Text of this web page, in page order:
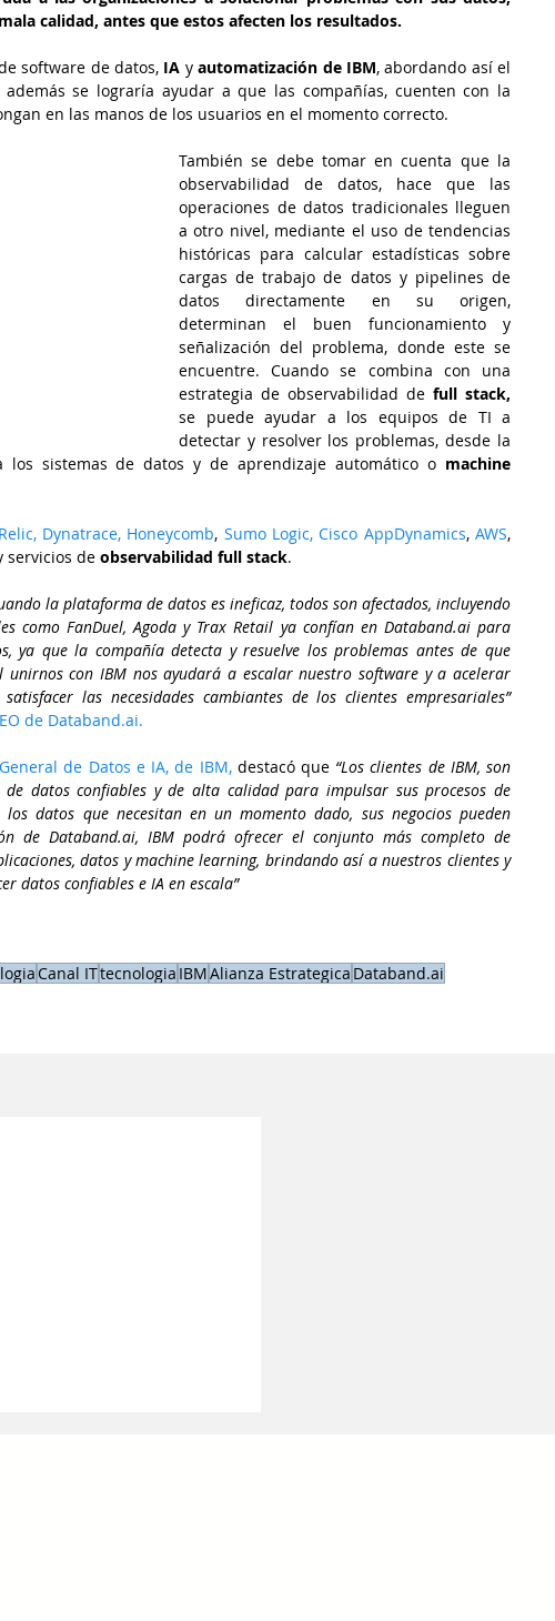
calidad, antes que estos afecten los resultados.
software de datos, IA y automatización de IBM, abordando así el
se lograría ayudar a que las compañías, cuenten con la
en las manos de los usuarios en el momento correcto.
También se debe tomar en cuenta que la
observabilidad de datos, hace que las
operaciones de datos tradicionales lleguen
a otro nivel, mediante el uso de tendencias
históricas para calcular estadísticas sobre
cargas de trabajo de datos y pipelines de
datos directamente en su origen,
determinan el buen funcionamiento y
señalización del problema, donde este se
encuentre. Cuando se combina con una
estrategia de observabilidad de full stack,
se puede ayudar a los equipos de TI a
detectar y resolver los problemas, desde la
los sistemas de datos y de aprendizaje automático o machine
Dynatrace, Honeycomb, Sumo Logic, Cisco AppDynamics, AWS
servicios de observabilidad full stack.
la plataforma de datos es ineficaz, todos son afectados, incluyendo
como FanDuel, Agoda y Trax Retail ya confían en Databand.ai para
ya que la compañía detecta y resuelve los problemas antes de que
unirnos con IBM nos ayudará a escalar nuestro software y a acelerar
significativamente nuestra capacidad para satisfacer las necesidades cambiantes de los clientes empresariales”
de Databand.ai.
de Datos e IA, de IBM, destacó que “Los clientes de IBM, son
de datos confiables y de alta calidad para impulsar sus procesos de
datos que necesitan en un momento dado, sus negocios pueden
de Databand.ai, IBM podrá ofrecer el conjunto más completo de
datos y machine learning, brindando así a nuestros clientes y
datos confiables e IA en escala”
Canal ITtecnologia IBMAlianza Estrategica Databand.ai